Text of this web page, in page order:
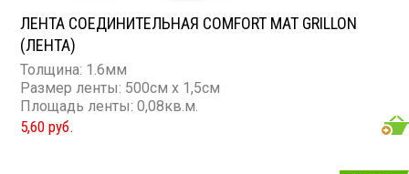
ЛЕНТА СОЕДИНИТЕЛЬНАЯ COMFORT MAT GRILLON
(ЛЕНТА)
Толщина: 1.6мм
Размер ленты: 500см х 1,5см
Площадь ленты: 0,08кв.м.
5,60 руб.